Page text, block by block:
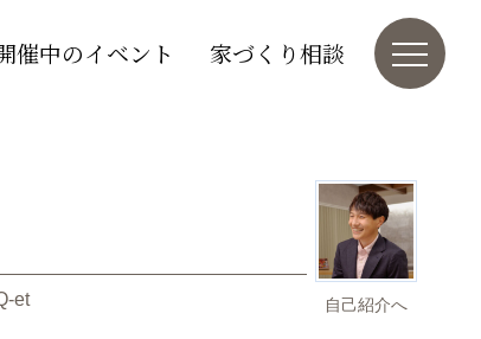
催中のイベント 家づくり相談
自己紹介へ
et